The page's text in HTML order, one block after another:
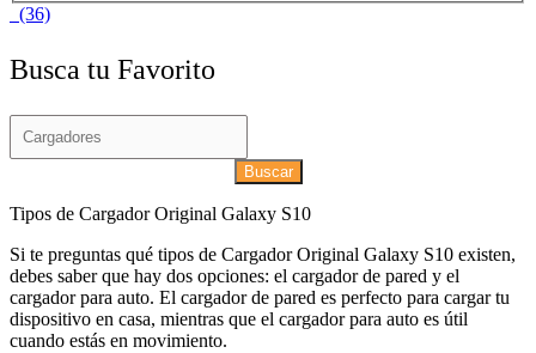
(36)
Busca tu Favorito
Buscar
Tipos de Cargador Original Galaxy S10
Si te preguntas qué tipos de Cargador Original Galaxy S10 existen,
debes saber que hay dos opciones: el cargador de pared y el
cargador para auto. El cargador de pared es perfecto para cargar tu
dispositivo en casa, mientras que el cargador para auto es útil
cuando estás en movimiento.